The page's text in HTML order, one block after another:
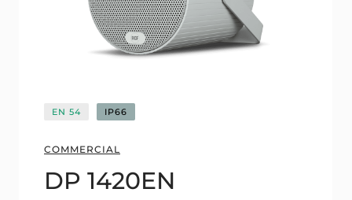
EN 54 IP66
COMMERCIAL
DP 1420EN